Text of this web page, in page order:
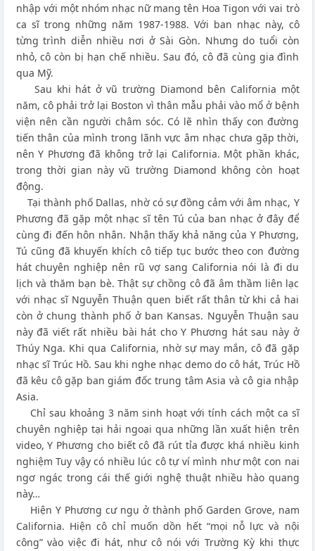
nhập với một nhóm nhạc nữ mang tên Hoa Tigon với vai trò
ca sĩ trong những năm 1987-1988. Với ban nhạc này, cô
từng trình diễn nhiều nơi ở Sài Gòn. Nhưng do tuổi còn
nhỏ, cô còn bị hạn chế nhiều. Sau đó, cô đã cùng gia đình
qua Mỹ.
Sau khi hát ở vũ trường Diamond bên California một
năm, cô phải trở lại Boston vì thân mẫu phải vào mổ ở bệnh
viện nên cần người châm sóc. Có lẽ nhìn thấy con đường
tiến thân của mình trong lãnh vực âm nhạc chưa gặp thời,
nên Y Phương đã không trở lại California. Một phần khác,
trong thời gian này vũ trường Diamond không còn hoạt
động.
Tại thành phố Dallas, nhờ có sự đồng cảm với âm nhạc, Y
Phương đã gặp một nhạc sĩ tên Tú của ban nhạc ở đây để
cùng đi đến hôn nhân. Nhận thấy khả năng của Y Phương,
Tú cũng đã khuyến khích cô tiếp tục bước theo con đường
hát chuyên nghiệp nên rũ vợ sang California nói là đi du
lịch và thăm bạn bè. Thật sự chồng cô đã âm thầm liên lạc
với nhạc sĩ Nguyễn Thuận quen biết rất thân từ khi cả hai
còn ở chung thành phố ở ban Kansas. Nguyễn Thuận sau
này đã viết rất nhiều bài hát cho Y Phương hát sau này ở
Thúy Nga. Khi qua California, nhờ sự may mắn, cô đã gặp
nhạc sĩ Trúc Hồ. Sau khi nghe nhạc demo do cô hát, Trúc Hồ
đã kêu cô gặp ban giám đốc trung tâm Asia và cô gia nhập
Asia.
Chỉ sau khoảng 3 năm sinh hoạt với tính cách một ca sĩ
chuyên nghiệp tại hải ngoại qua những lần xuất hiện trên
video, Y Phương cho biết cô đã rút tỉa được khá nhiều kinh
nghiệm Tuy vậy có nhiều lúc cô tự ví mình như một con nai
ngơ ngác trong cái thế giới nghệ thuật nhiều hào quang
này…
Hiện Y Phương cư ngụ ở thành phố Garden Grove, nam
California. Hiện cô chỉ muốn dồn hết “mọi nỗ lực và nội
công” vào việc đi hát, như cô nói với Trường Kỳ khi thực